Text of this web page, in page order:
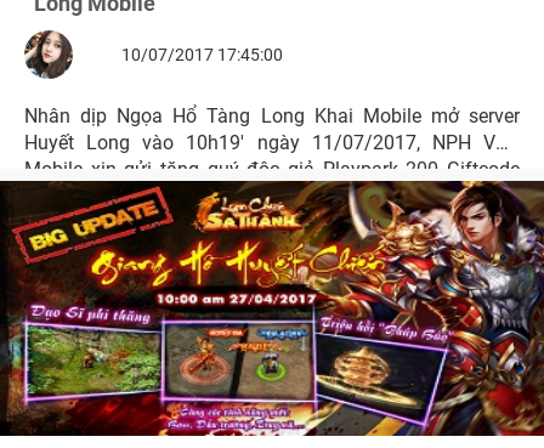
10/07/2017 17:45:00
Nhân dịp Ngọa Hổ Tàng Long Khai Mobile mở server
Huyết Long vào 10h19' ngày 11/07/2017, NPH VTC
Mobile xin gửi tặng quý độc giả Playpark 200 Giftcode
với nhiều phần quà hấp dẫn.